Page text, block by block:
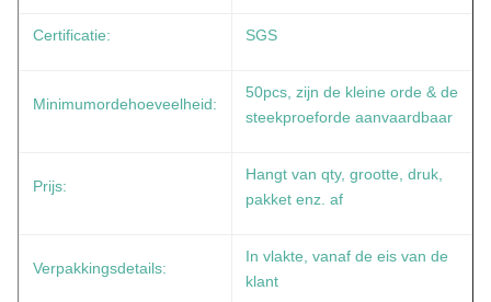
Certificatie: SGS
Minimumordehoeveelheid:
50pcs, zijn de kleine orde & de
steekproeforde aanvaardbaar
Prijs:
Hangt van qty, grootte, druk,
pakket enz. af
Verpakkingsdetails:
In vlakte, vanaf de eis van de
klant